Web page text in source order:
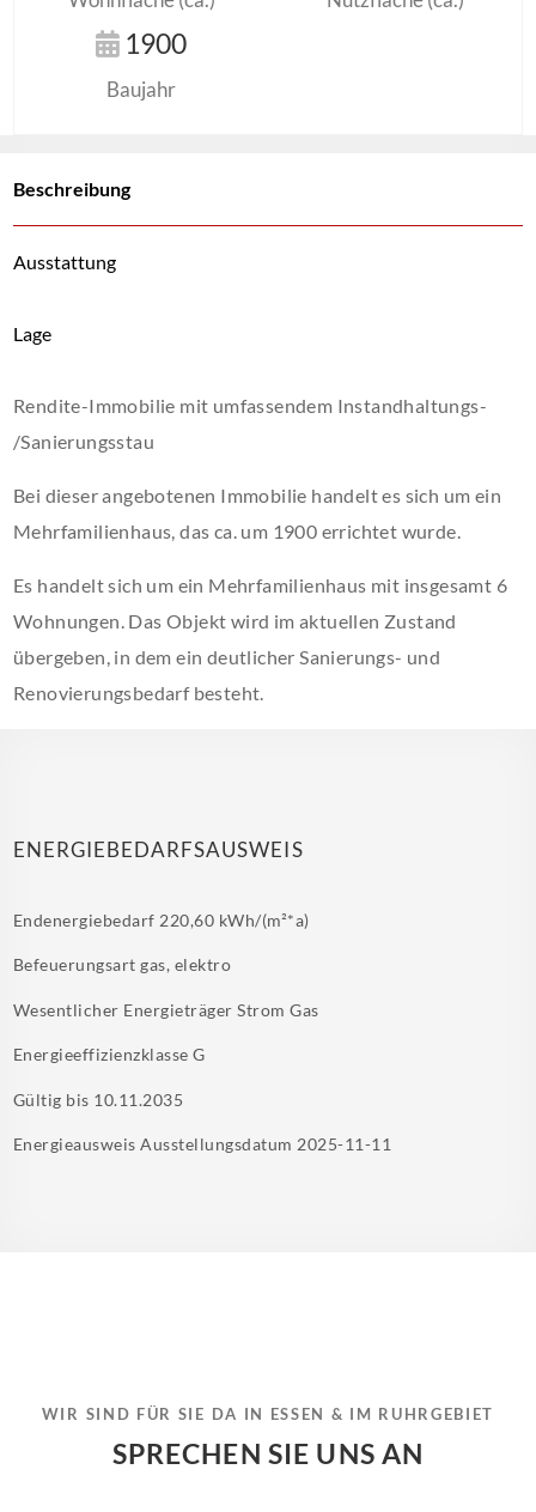
1900
Baujahr
Beschreibung
Ausstattung
Lage
Rendite-Immobilie mit umfassendem Instandhaltungs-
/Sanierungsstau
Bei dieser angebotenen Immobilie handelt es sich um ein
Mehrfamilienhaus, das ca. um 1900 errichtet wurde.
Es handelt sich um ein Mehrfamilienhaus mit insgesamt 6
Wohnungen. Das Objekt wird im aktuellen Zustand
übergeben, in dem ein deutlicher Sanierungs- und
Renovierungsbedarf besteht.
ENERGIEBEDARFSAUSWEIS
Endenergiebedarf 220,60 kWh/(m²*a)
Befeuerungsartgas, elektro
Wesentlicher EnergieträgerStrom Gas
EnergieeffizienzklasseG
Gültig bis 10.11.2035
Energieausweis Ausstellungsdatum 2025-11-11
WIR SIND FÜR SIE DA IN ESSEN & IM RUHRGEBIET
SPRECHEN SIE UNS AN